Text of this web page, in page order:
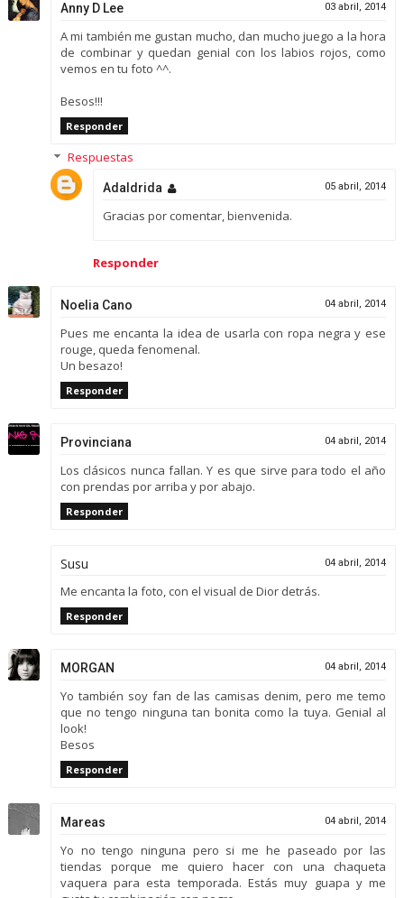
Anny D Lee 03 abril, 2014
A mi también me gustan mucho, dan mucho juego a la hora
de combinar y quedan genial con los labios rojos, como
vemos en tu foto ^^.
Besos!!!
Responder
Respuestas
Adaldrida 05 abril, 2014
Gracias por comentar, bienvenida.
Responder
Noelia Cano 04 abril, 2014
Pues me encanta la idea de usarla con ropa negra y ese
rouge, queda fenomenal.
Un besazo!
Responder
Provinciana 04 abril, 2014
Los clásicos nunca fallan. Y es que sirve para todo el año
con prendas por arriba y por abajo.
Responder
Susu 04 abril, 2014
Me encanta la foto, con el visual de Dior detrás.
Responder
MORGAN 04 abril, 2014
Yo también soy fan de las camisas denim, pero me temo
que no tengo ninguna tan bonita como la tuya. Genial al
look!
Besos
Responder
Mareas 04 abril, 2014
Yo no tengo ninguna pero si me he paseado por las
tiendas porque me quiero hacer con una chaqueta
vaquera para esta temporada. Estás muy guapa y me